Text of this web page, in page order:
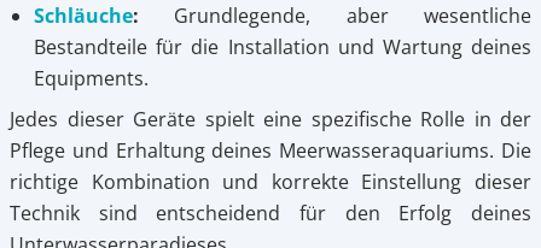
Schläuche: Grundlegende, aber wesentliche
Bestandteile für die Installation und Wartung deines
Equipments.
Jedes dieser Geräte spielt eine spezifische Rolle in der
Pflege und Erhaltung deines Meerwasseraquariums. Die
richtige Kombination und korrekte Einstellung dieser
Technik sind entscheidend für den Erfolg deines